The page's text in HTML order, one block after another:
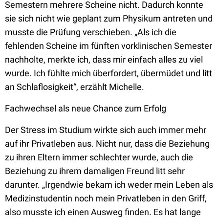
Semestern mehrere Scheine nicht. Dadurch konnte
sie sich nicht wie geplant zum Physikum antreten und
musste die Prüfung verschieben. „Als ich die
fehlenden Scheine im fünften vorklinischen Semester
nachholte, merkte ich, dass mir einfach alles zu viel
wurde. Ich fühlte mich überfordert, übermüdet und litt
an Schlaflosigkeit“, erzählt Michelle.
Fachwechsel als neue Chance zum Erfolg
Der Stress im Studium wirkte sich auch immer mehr
auf ihr Privatleben aus. Nicht nur, dass die Beziehung
zu ihren Eltern immer schlechter wurde, auch die
Beziehung zu ihrem damaligen Freund litt sehr
darunter. „Irgendwie bekam ich weder mein Leben als
Medizinstudentin noch mein Privatleben in den Griff,
also musste ich einen Ausweg finden. Es hat lange